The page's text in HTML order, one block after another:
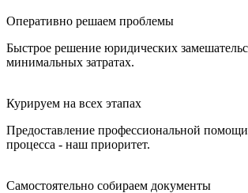
Оперативно решаем проблемы
Быстрое решение юридических
минимальных затратах.
Курируем на всех этапах
Предоставление профессиональной
процесса - наш приоритет.
Самостоятельно собираем документы